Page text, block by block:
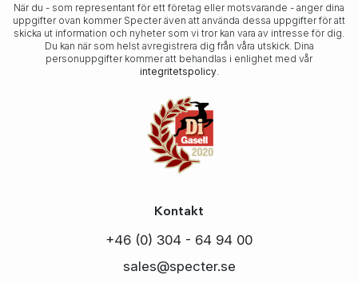
När du - som representant för ett företag eller motsvarande - anger dina
uppgifter ovan kommer Specter även att använda dessa uppgifter för att
skicka ut information och nyheter som vi tror kan vara av intresse för dig.
Du kan när som helst avregistrera dig från våra utskick. Dina
personuppgifter kommer att behandlas i enlighet med vår
integritetspolicy.
Kontakt
+46 (0) 304 - 64 94 00
sales@specter.se